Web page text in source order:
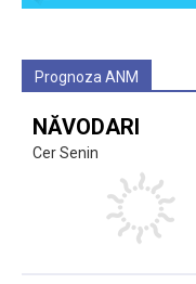
Prognoza ANM
NĂVODARI
Cer Senin